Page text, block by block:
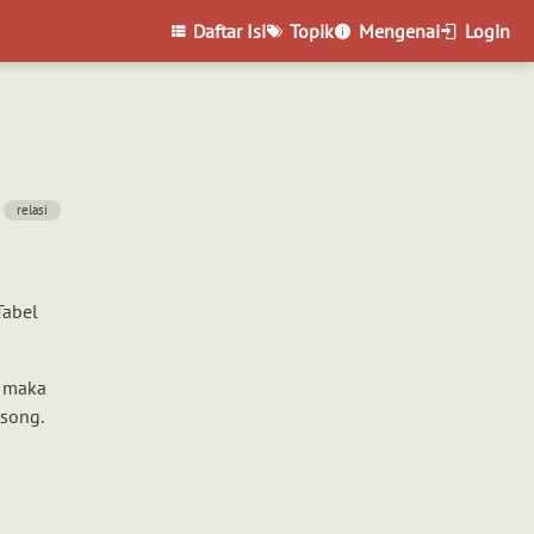
Daftar Isi Topik Mengenai Login
relasi